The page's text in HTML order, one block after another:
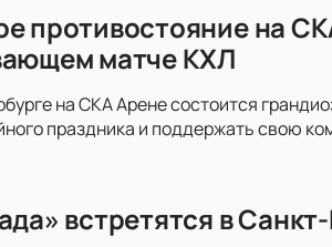
противостояние на
матче КХЛ
на СКА Арене состоится
праздника и поддержать свою
встретятся в